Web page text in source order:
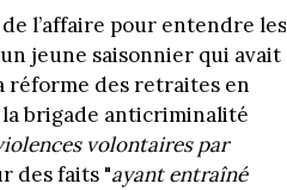
l’affaire pour entendre les
jeune saisonnier qui avait
réforme des retraites en
la brigade anticriminalité
volontaires par
des faits "ayant entraîné